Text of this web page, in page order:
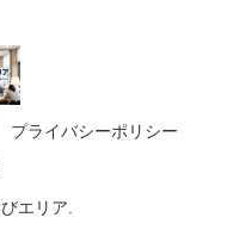
プライバシーポリシー
エリア.